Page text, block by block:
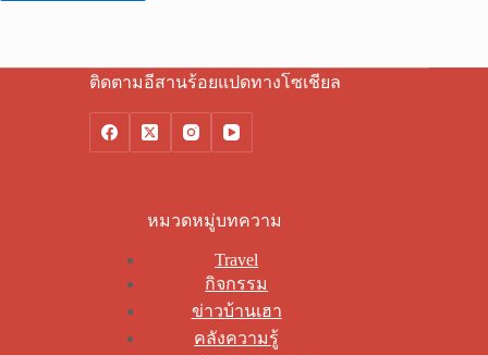
ติดตามอีสานร้อยแปดทางโซเชียล
หมวดหมู่บทความ
Travel
กิจกรรม
ข่าวบ้านเฮา
คลังความรู้